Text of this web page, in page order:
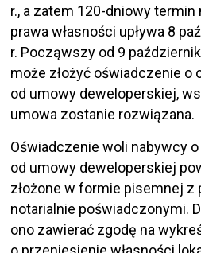
r., a zatem 120-dniowy
prawa własności upływa 8
r. Począwszy od 9
może złożyć oświadczenie o
od umowy deweloperskiej,
umowa zostanie rozwiązana.
Oświadczenie woli nabywcy
od umowy deweloperskiej
złożone w formie pisemnej z
notarialnie poświadczonymi.
ono zawierać zgodę na